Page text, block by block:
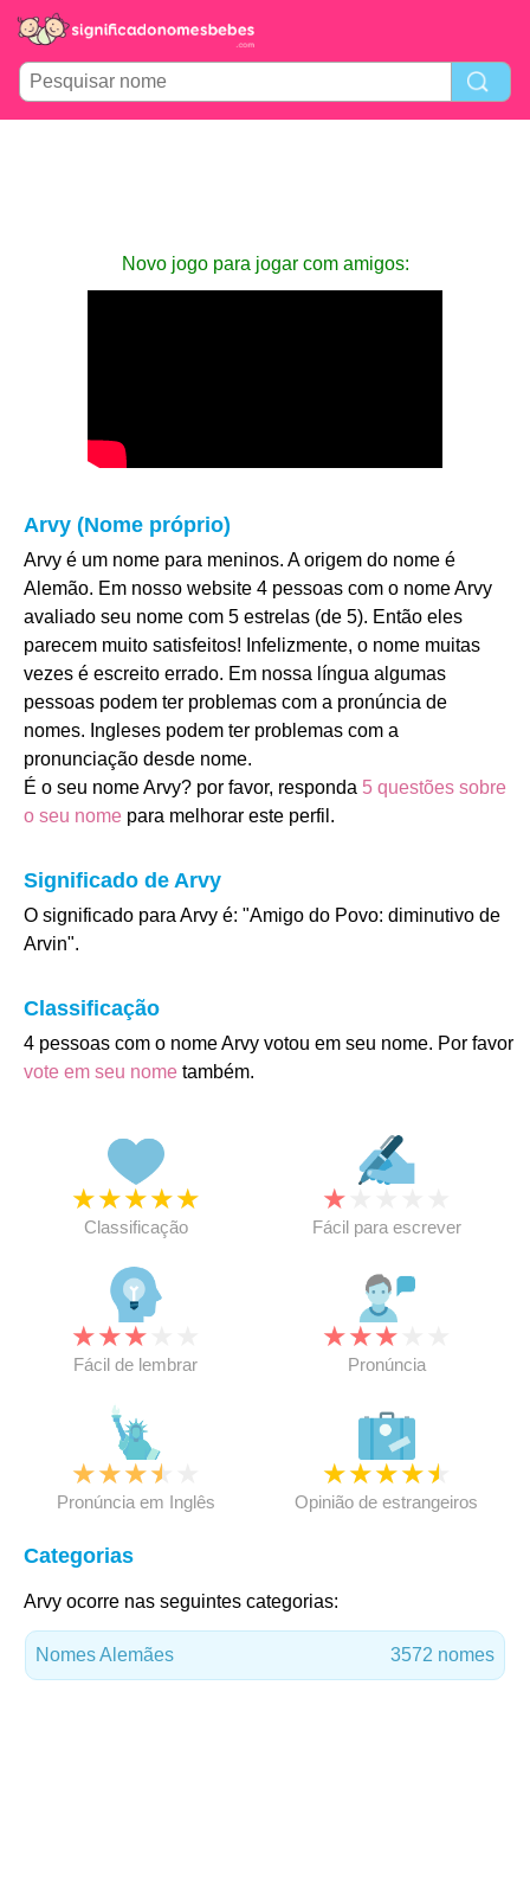
Novo jogo para jogar com amigos:
Arvy (Nome próprio)
Arvy é um nome para meninos. A origem do nome é
Alemão. Em nosso website 4 pessoas com o nome Arvy
avaliado seu nome com 5 estrelas (de 5). Então eles
parecem muito satisfeitos! Infelizmente, o nome muitas
vezes é escreito errado. Em nossa língua algumas
pessoas podem ter problemas com a pronúncia de
nomes. Ingleses podem ter problemas com a
pronunciação desde nome.
É o seu nome Arvy? por favor, responda 5 questões sobre
o seu nome para melhorar este perfil.
Significado de Arvy
O significado para Arvy é: "Amigo do Povo: diminutivo de
Arvin".
Classificação
4 pessoas com o nome Arvy votou em seu nome. Por favor
vote em seu nome também.
★★★★★
Classificação
★
Fácil para escrever
★★★
Fácil de lembrar
★★★
Pronúncia
★★★★
Pronúncia em Inglês
★★★★★
Opinião de estrangeiros
Categorias
Arvy ocorre nas seguintes categorias:
Nomes Alemães 3572 nomes